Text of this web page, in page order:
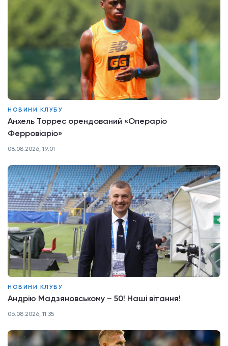
НОВИНИ КЛУБУ
Анхель Торрес орендований «Операріо
Ферровіаріо»
08.08.2026, 19:01
НОВИНИ КЛУБУ
Андрію Мадзяновському – 50! Наші вітання!
06.08.2026, 11:35